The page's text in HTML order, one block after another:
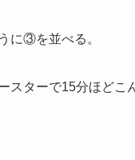
に③を並べる。
ターで15分ほどこ